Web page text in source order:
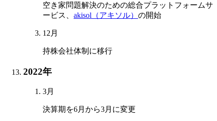
空き家問題解決のための総合プラットフォームサ
ービス、 akisol（アキソル） の開始
12月
持株会社体制に移行
2022年
3月
決算期を6月から3月に変更